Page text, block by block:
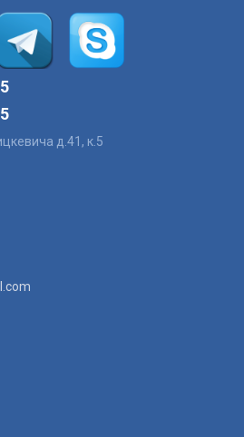
д.41, к.5